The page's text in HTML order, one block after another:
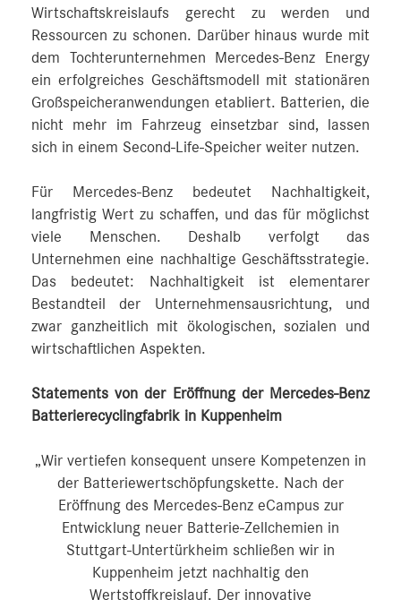
Wirtschaftskreislaufs gerecht zu werden und
Ressourcen zu schonen. Darüber hinaus wurde mit
dem Tochterunternehmen Mercedes-Benz Energy
ein erfolgreiches Geschäftsmodell mit stationären
Großspeicheranwendungen etabliert. Batterien, die
nicht mehr im Fahrzeug einsetzbar sind, lassen
sich in einem Second-Life-Speicher weiter nutzen.
Für Mercedes-Benz bedeutet Nachhaltigkeit,
langfristig Wert zu schaffen, und das für möglichst
viele Menschen. Deshalb verfolgt das
Unternehmen eine nachhaltige Geschäftsstrategie.
Das bedeutet: Nachhaltigkeit ist elementarer
Bestandteil der Unternehmensausrichtung, und
zwar ganzheitlich mit ökologischen, sozialen und
wirtschaftlichen Aspekten.
Statements von der Eröffnung der Mercedes-Benz
Batterierecyclingfabrik in Kuppenheim
„Wir vertiefen konsequent unsere Kompetenzen in
der Batteriewertschöpfungskette. Nach der
Eröffnung des Mercedes-Benz eCampus zur
Entwicklung neuer Batterie-Zellchemien in
Stuttgart-Untertürkheim schließen wir in
Kuppenheim jetzt nachhaltig den
Wertstoffkreislauf. Der innovative